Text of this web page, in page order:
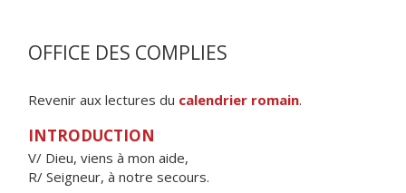
OFFICE DES COMPLIES
Revenir aux lectures du calendrier romain.
INTRODUCTION
V/ Dieu, viens à mon aide,
R/ Seigneur, à notre secours.